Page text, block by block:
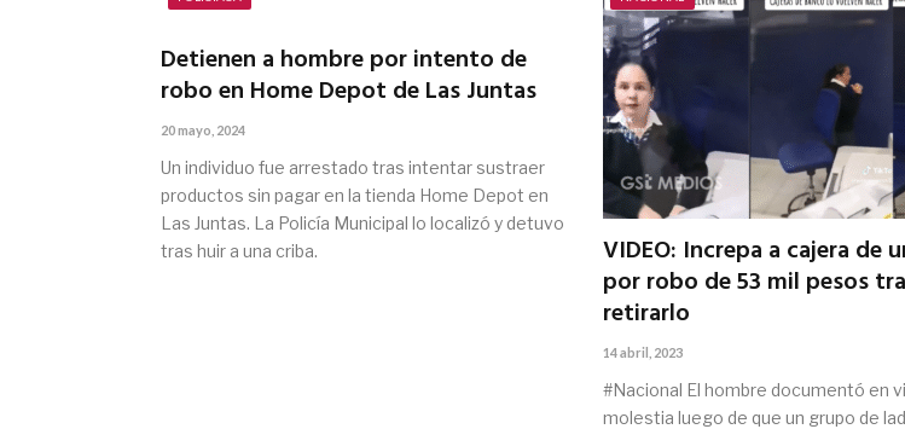
Detienen a hombre por intento de
robo en Home Depot de Las Juntas
20 mayo, 2024
Un individuo fue arrestado tras intentar sustraer
productos sin pagar en la tienda Home Depot en
Las Juntas. La Policía Municipal lo localizó y detuvo
tras huir a una criba.
VIDEO: Increpa a cajera de
por robo de 53 mil pesos
retirarlo
14 abril, 2023
#Nacional El hombre documentó en
molestia luego de que un grupo de